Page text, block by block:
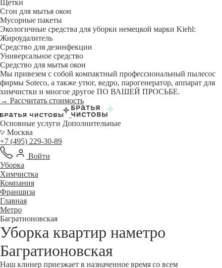
Щетки
Сгон для мытья окон
Мусорные пакеты
Экологичные средства для уборки немецкой марки Kiehl:
Жироудалитель
Средство для дезинфекции
Универсальное средство
Средство для мытья окон
Мы привезем с собой компактный профессиональный пылесос
фирмы Soteco, а также утюг, ведро, парогенератор, аппарат для
химчистки и многое другое ПО ВАШЕЙ ПРОСЬБЕ.
→ Рассчитать стоимость
Основные услуги Дополнительные
Москва
+7 (495) 229-30-89
Войти
Уборка
Химчистка
Компания
Франшиза
Главная
Метро
Багратионовская
Уборка квартир наметро
Багратионовская
Наш клинер приезжает в назначенное время со всем